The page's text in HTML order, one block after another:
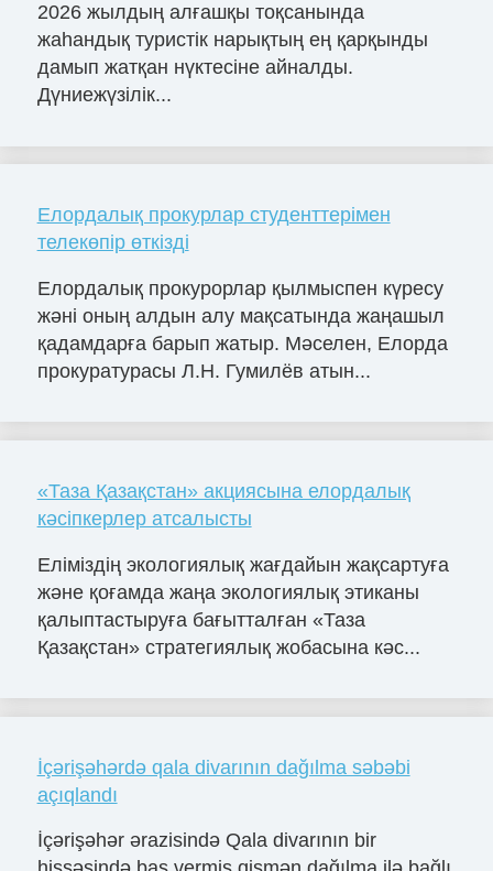
2026 жылдың алғашқы тоқсанында
жаһандық туристік нарықтың ең қарқынды
дамып жатқан нүктесіне айналды.
Дүниежүзілік...
Елордалық прокурлар студенттерімен
телекөпір өткізді
Елордалық прокурорлар қылмыспен күресу
жәні оның алдын алу мақсатында жаңашыл
қадамдарға барып жатыр. Мәселен, Елорда
прокуратурасы Л.Н. Гумилёв атын...
«Таза Қазақстан» акциясына елордалық
кәсіпкерлер атсалысты
Еліміздің экологиялық жағдайын жақсартуға
және қоғамда жаңа экологиялық этиканы
қалыптастыруға бағытталған «Таза
Қазақстан» стратегиялық жобасына кәс...
İçərişəhərdə qala divarının dağılma səbəbi
açıqlandı
İçərişəhər ərazisində Qala divarının bir